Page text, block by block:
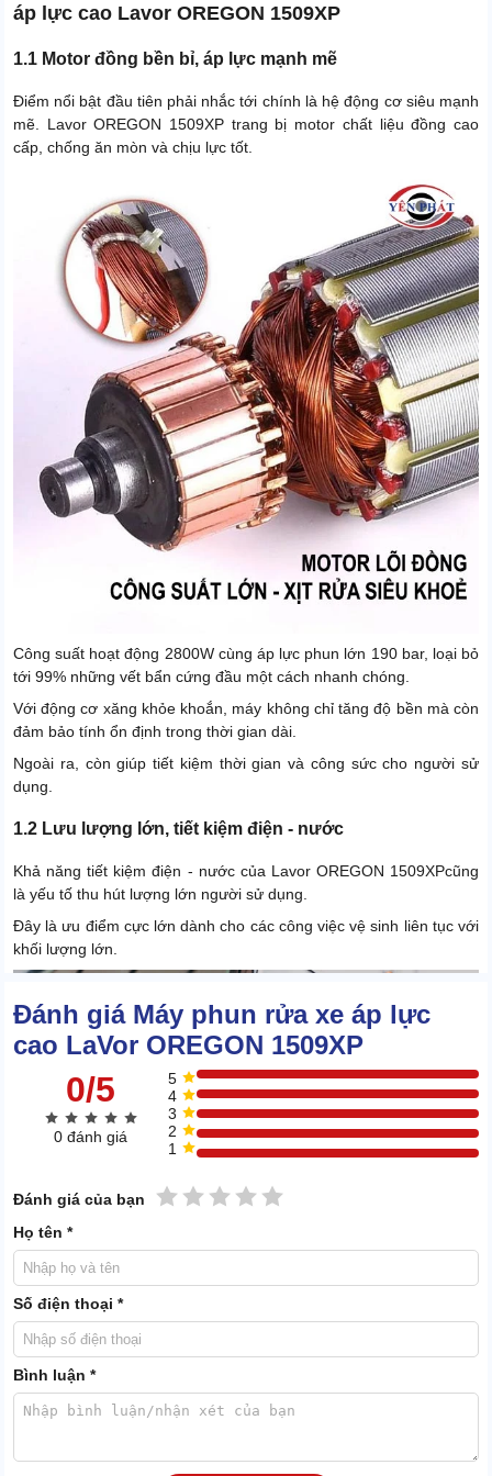
áp lực cao Lavor OREGON 1509XP
1.1 Motor đồng bền bỉ, áp lực mạnh mẽ
Điểm nổi bật đầu tiên phải nhắc tới chính là hệ động cơ siêu mạnh
mẽ. Lavor OREGON 1509XP trang bị motor chất liệu đồng cao
cấp, chống ăn mòn và chịu lực tốt.
Công suất hoạt động 2800W cùng áp lực phun lớn 190 bar, loại bỏ
tới 99% những vết bẩn cứng đầu một cách nhanh chóng.
Với động cơ xăng khỏe khoắn, máy không chỉ tăng độ bền mà còn
đảm bảo tính ổn định trong thời gian dài.
Ngoài ra, còn giúp tiết kiệm thời gian và công sức cho người sử
dụng.
1.2 Lưu lượng lớn, tiết kiệm điện - nước
Khả năng tiết kiệm điện - nước của Lavor OREGON 1509XPcũng
là yếu tố thu hút lượng lớn người sử dụng.
Đây là ưu điểm cực lớn dành cho các công việc vệ sinh liên tục với
khối lượng lớn.
Máy có lưu lượng tối đa đến 540L/h, giúp hoàn thành công việc
nhanh chóng, không tiêu tốn quá nhiều nước.
Đánh giá Máy phun rửa xe áp lực
cao LaVor OREGON 1509XP
0/5
0 đánh giá
5
4
3
2
1
Đánh giá của bạn 5 sao
4 sao
3 sao
2 sao
1 sao
Họ tên *
Số điện thoại *
Bình luận *